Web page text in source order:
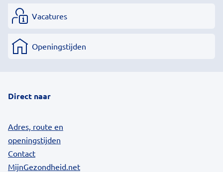
Vacatures
Openingstijden
Direct naar
Adres, route en
openingstijden
Contact
MijnGezondheid.net